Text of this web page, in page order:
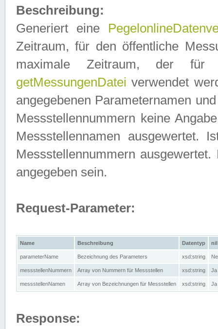
Beschreibung:
Generiert eine
Zeitraum, für den öffentliche
maximale Zeitraum, der
getMessungenDatei verwendet
angegebenen Parameternamen
Messstellennummern keine
Messstellennamen ausgewertet.
Messstellennummern
angegeben sein.
Request-Parameter:
Name Beschreibung Datentyp nil
parameterName Bezeichnung des Parameters xsd:string
messstellenNummern Array von Nummern für Messstellen xsd:string Ja
messstellenNamen Array von Bezeichnungen für Messstellen xsd:string Ja
Response: